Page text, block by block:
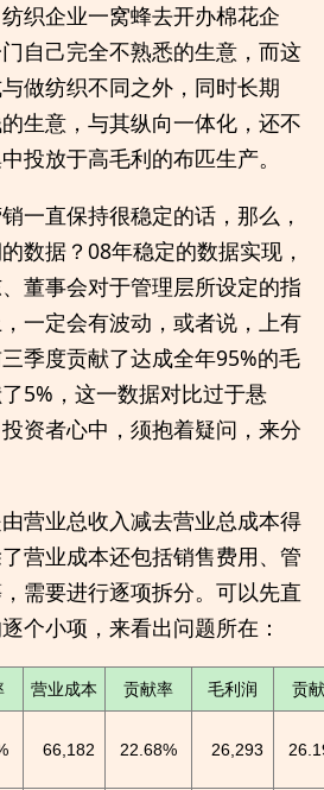
织企业一窝蜂去开办棉花企
自己完全不熟悉的生意，而这
做纺织不同之外，同时长期
生意，与其纵向一体化，还不
投放于高毛利的布匹生产。
一直保持很稳定的话，那么，
数据？08年稳定的数据实现，
董事会对于管理层所设定的指
一定会有波动，或者说，上有
季度贡献了达成全年95%的毛
5%，这一数据对比过于悬
资者心中，须抱着疑问，来分
营业总收入减去营业总成本得
营业成本还包括销售费用、管
需要进行逐项拆分。可以先直
个小项，来看出问题所在：
营业成本 贡献率 毛利润 贡
66,182 22.68% 26,293